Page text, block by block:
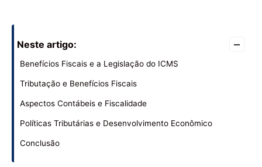
Neste artigo: –
Benefícios Fiscais e a Legislação do ICMS
Tributação e Benefícios Fiscais
Aspectos Contábeis e Fiscalidade
Políticas Tributárias e Desenvolvimento Econômico
Conclusão